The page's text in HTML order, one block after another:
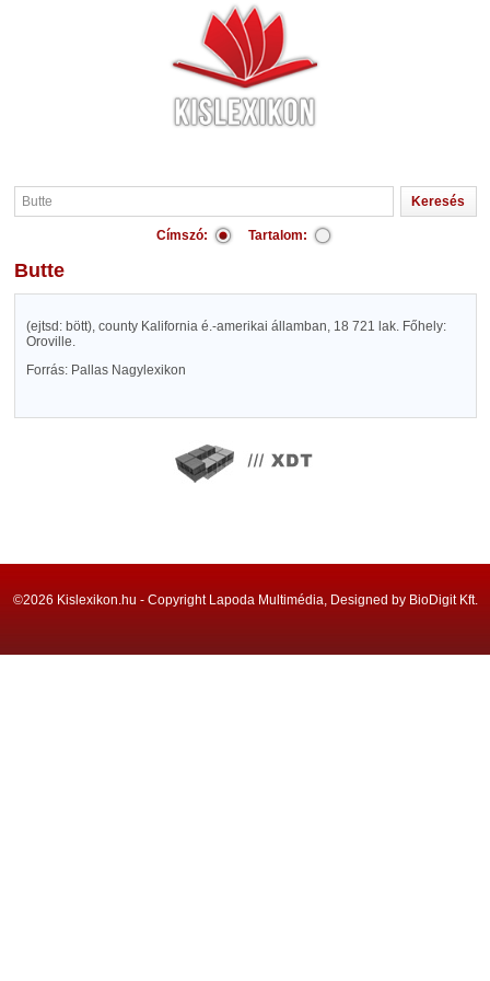
Címszó: Tartalom:
Butte
(ejtsd: bött), county Kalifornia é.-amerikai államban, 18 721 lak. Főhely:
Oroville.
Forrás: Pallas Nagylexikon
©2026 Kislexikon.hu - Copyright Lapoda Multimédia, Designed by BioDigit Kft.